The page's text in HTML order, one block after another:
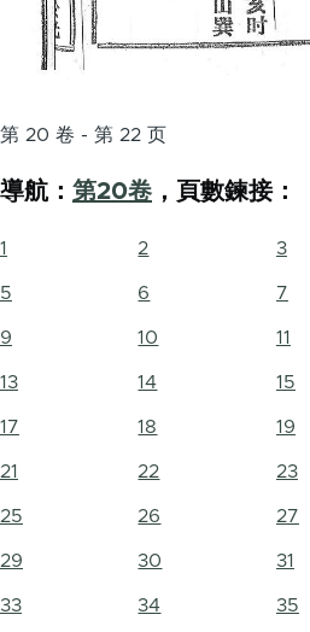
第 20 卷 - 第 22 页
導航： 第20卷 ，頁數鍊接：
1 2 3
5 6 7
9 10 11
13 14 15
17 18 19
21 22 23
25 26 27
29 30 31
33 34 35